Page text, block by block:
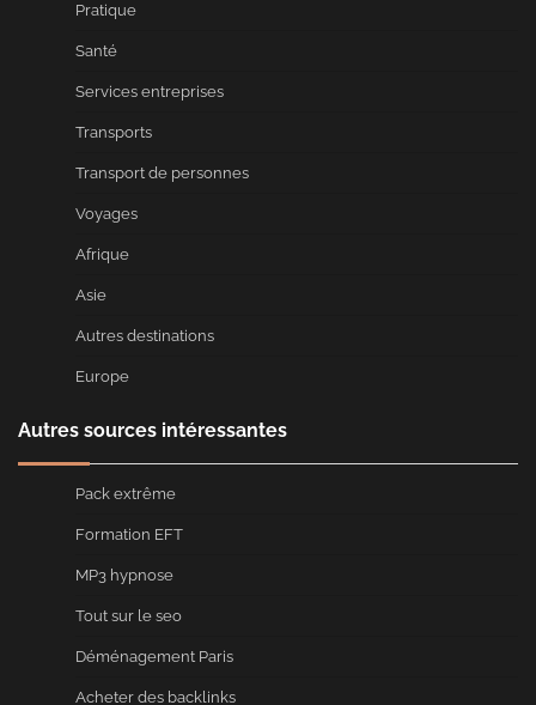
Pratique
Santé
Services entreprises
Transports
Transport de personnes
Voyages
Afrique
Asie
Autres destinations
Europe
Autres sources intéressantes
Pack extrême
Formation EFT
MP3 hypnose
Tout sur le seo
Déménagement Paris
Acheter des backlinks